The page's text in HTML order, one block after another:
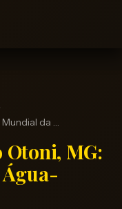
da …
Otoni, MG: